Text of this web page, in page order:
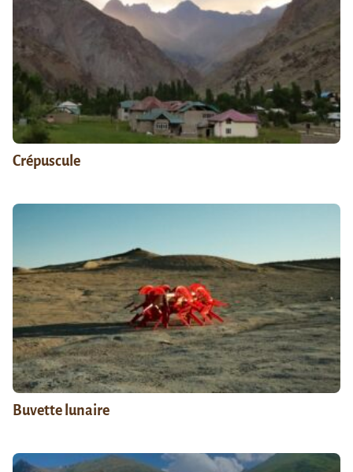
Crépuscule
Buvette lunaire